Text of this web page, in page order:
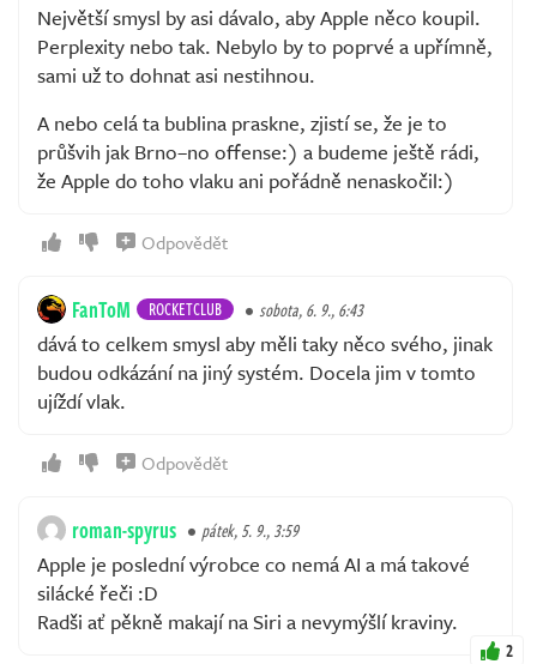
Největší smysl by asi dávalo, aby Apple něco koupil.
Perplexity nebo tak. Nebylo by to poprvé a upřímně,
sami už to dohnat asi nestihnou.
A nebo celá ta bublina praskne, zjistí se, že je to
průšvih jak Brno–no offense:) a budeme ještě rádi,
že Apple do toho vlaku ani pořádně nenaskočil:)
Odpovědět
FanToM ROCKETCLUB sobota, 6. 9., 6:43
dává to celkem smysl aby měli taky něco svého, jinak
budou odkázání na jiný systém. Docela jim v tomto
ujíždí vlak.
Odpovědět
roman-spyrus pátek, 5. 9., 3:59
Apple je poslední výrobce co nemá AI a má takové
silácké řeči :D
Radši ať pěkně makají na Siri a nevymýšlí kraviny.
2